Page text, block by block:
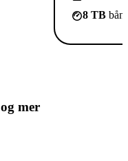
8 TB
og mer